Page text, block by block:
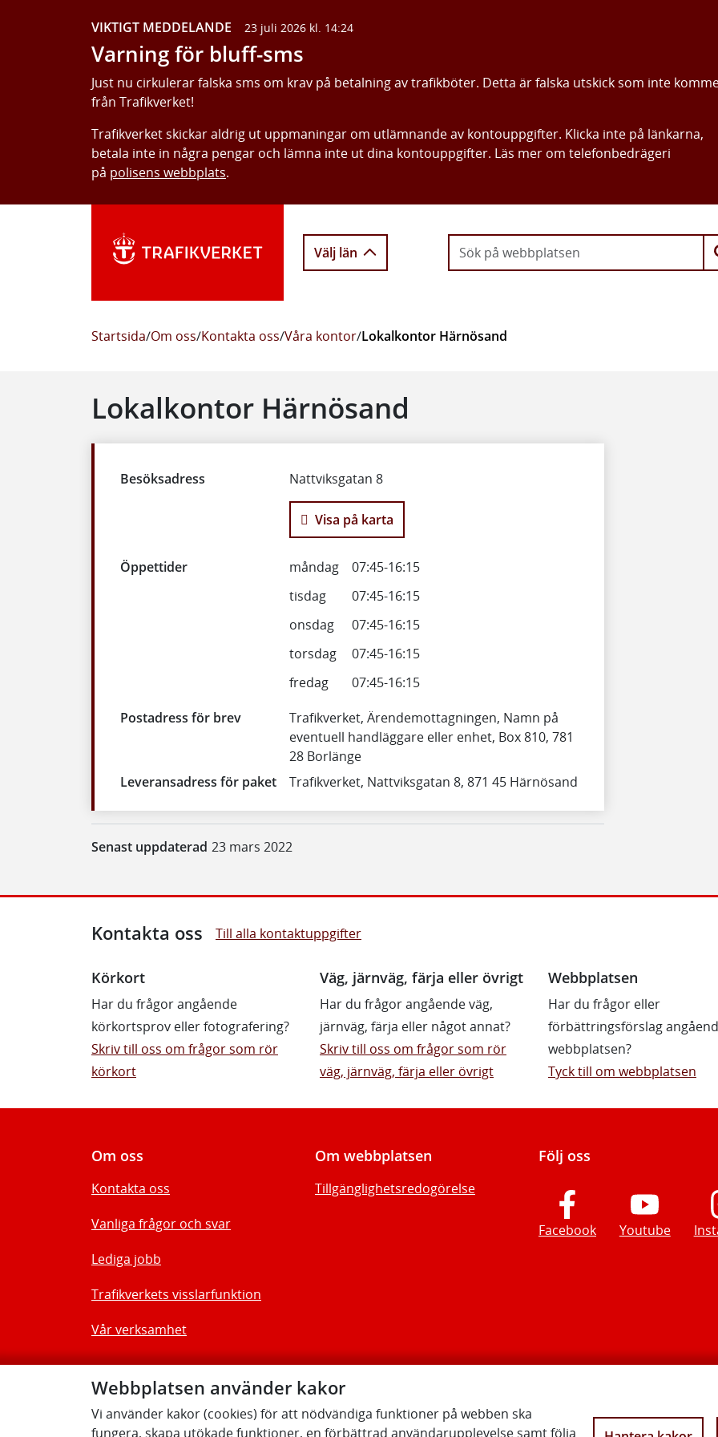
VIKTIGT MEDDELANDE 23 juli 2026 kl. 14:24
Varning för bluff-sms
Just nu cirkulerar falska sms om krav på betalning av trafikböter. Detta är falska utskick som inte
från Trafikverket!
Trafikverket skickar aldrig ut uppmaningar om utlämnande av kontouppgifter. Klicka inte på länkarna,
betala inte in några pengar och lämna inte ut dina kontouppgifter. Läs mer om telefonbedrägeri
på polisens webbplats.
Välj län
Startsida/Om oss/Kontakta oss/Våra kontor/Lokalkontor Härnösand
Lokalkontor Härnösand
Besöksadress Nattviksgatan 8
Visa på karta
Öppettider måndag 07:45-16:15
tisdag
07:45-16:15
onsdag
07:45-16:15
torsdag
07:45-16:15
fredag
07:45-16:15
Postadress för brev
Trafikverket, Ärendemottagningen, Namn på
eventuell handläggare eller enhet, Box 810, 781
28 Borlänge
Leveransadress för paket
Trafikverket, Nattviksgatan 8, 871 45 Härnösand
Senast uppdaterad 23 mars 2022
Webbplatsen använder kakor
Vi använder kakor (cookies) för att nödvändiga funktioner på webben ska
fungera, skapa utökade funktioner, en förbättrad användarupplevelse samt följa
Kontakta oss Till alla kontaktuppgifter
Körkort
Har du frågor angående
körkortsprov eller fotografering?
Skriv till oss om frågor som rör
körkort
Väg, järnväg, färja eller övrigt
Har du frågor angående väg,
järnväg, färja eller något annat?
Skriv till oss om frågor som rör
väg, järnväg, färja eller övrigt
Webbplatsen
Har du frågor eller
förbättringsförslag
webbplatsen?
Tyck till om webbplatsen
Om oss
Kontakta oss
Vanliga frågor och svar
Lediga jobb
Trafikverkets visslarfunktion
Vår verksamhet
Om webbplatsen
Tillgänglighetsredogörelse
Följ oss
Facebook Youtube